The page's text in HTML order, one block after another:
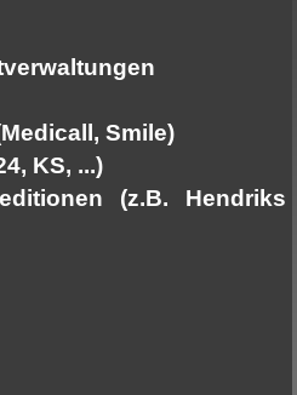
Smile)
KS, ...)
(z.B. Hendriks